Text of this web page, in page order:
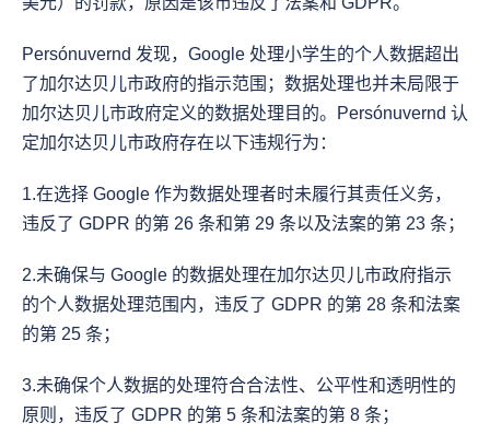
Persónuvernd 发现，Google 处理小学生的个人数据超出
了加尔达贝儿市政府的指示范围；数据处理也并未局限于
加尔达贝儿市政府定义的数据处理目的。Persónuvernd 认
定加尔达贝儿市政府存在以下违规行为：
1.在选择 Google 作为数据处理者时未履行其责任义务，
违反了 GDPR 的第 26 条和第 29 条以及法案的第 23 条；
2.未确保与 Google 的数据处理在加尔达贝儿市政府指示
的个人数据处理范围内，违反了 GDPR 的第 28 条和法案
的第 25 条；
3.未确保个人数据的处理符合合法性、公平性和透明性的
原则，违反了 GDPR 的第 5 条和法案的第 8 条；